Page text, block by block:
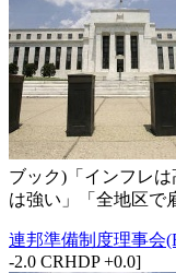
ブック)「インフレ
は強い」「全地区で
連邦準備制度理事会
-2.0 CRHDP +0.0]